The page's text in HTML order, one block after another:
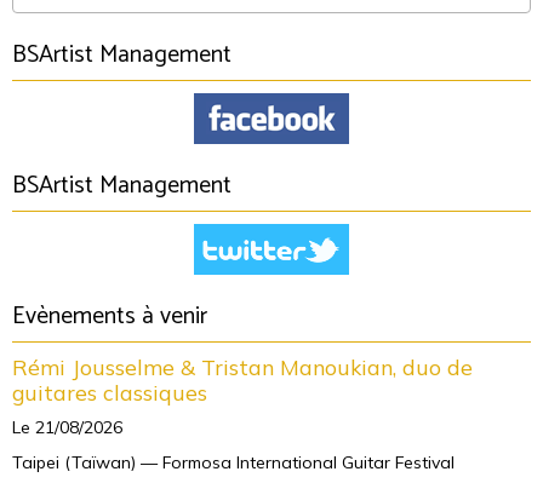
BSArtist Management
BSArtist Management
Evènements à venir
Rémi Jousselme & Tristan Manoukian, duo de
guitares classiques
Le 21/08/2026
Taipei (Taïwan) — Formosa International Guitar Festival